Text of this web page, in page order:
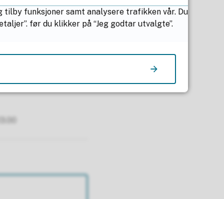
funksjoner samt analysere trafikken vår. Du
før du klikker på “Jeg godtar utvalgte”.